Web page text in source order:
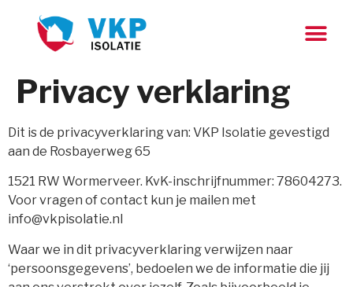
Privacy verklaring
Dit is de privacyverklaring van: VKP Isolatie gevestigd
aan de Rosbayerweg 65
1521 RW Wormerveer. KvK-inschrijfnummer: 78604273.
Voor vragen of contact kun je mailen met
info@vkpisolatie.nl
Waar we in dit privacyverklaring verwijzen naar
‘persoonsgegevens’, bedoelen we de informatie die jij